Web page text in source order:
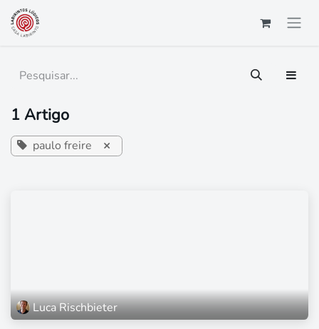
Pular para o conteúdo
1 Artigo
paulo freire ×
Luca Rischbieter